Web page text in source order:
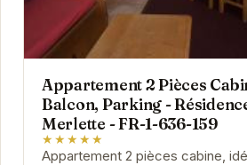
Appartement 2 Pièces
Balcon, Parking -
Merlette - FR-1-636-159
★★★★★
Appartement 2 pièces cabine,